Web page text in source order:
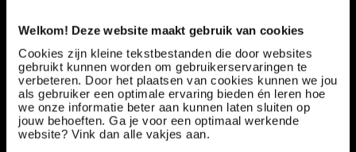
Welkom! Deze website maakt gebruik van cookies
Cookies zijn kleine tekstbestanden die door websites
gebruikt kunnen worden om gebruikerservaringen te
verbeteren. Door het plaatsen van cookies kunnen we jou
als gebruiker een optimale ervaring bieden én leren hoe
we onze informatie beter aan kunnen laten sluiten op
jouw behoeften. Ga je voor een optimaal werkende
website? Vink dan alle vakjes aan.
Servicemonteur Diesel | Maritieme Techniek |
€2.900 - €4.800
Ref nummer:
171761
Specialisatie:
Productie & techniek
Contract type:
Project sourcing